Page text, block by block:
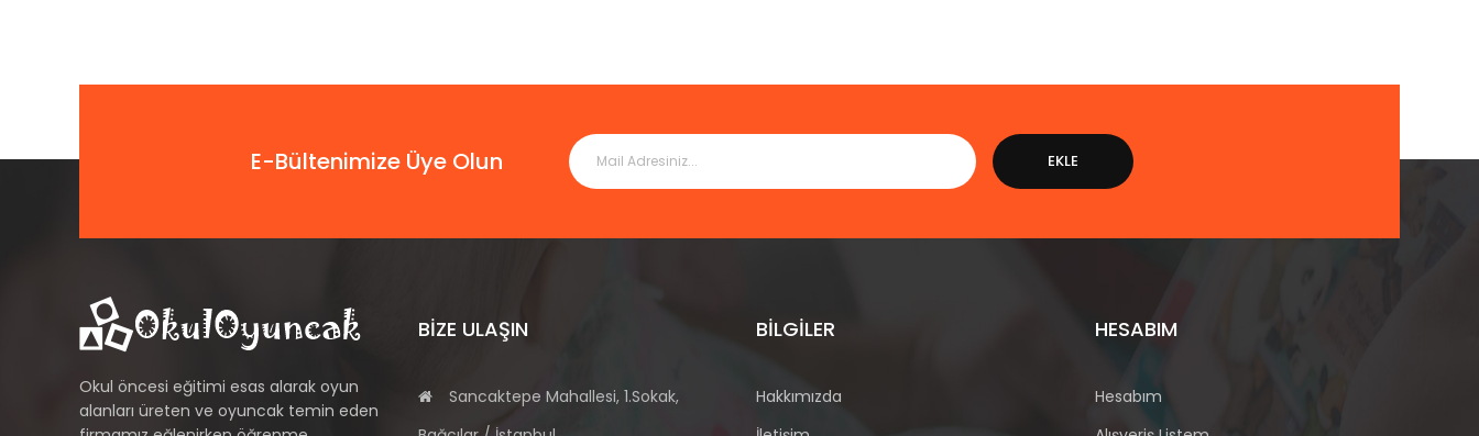
*Ürünlerimiz CE Oyuncak Güvenliği Standartlarına Göre Test Edilmiştir.
E-Bültenimize Üye Olun EKLE
Okul öncesi eğitimi esas alarak oyun
alanları üreten ve oyuncak temin eden
BIZE ULAŞIN
Sancaktepe Mahallesi, 1.Sokak,
BILGILER
Hakkımızda
HESABIM
Hesabım